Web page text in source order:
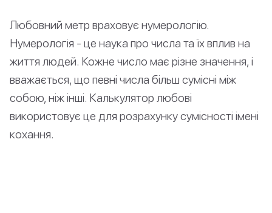
Любовний метр враховує нумерологію.
Нумерологія - це наука про числа та їх вплив на
життя людей. Кожне число має різне значення, і
вважається, що певні числа більш сумісні між
собою, ніж інші. Калькулятор любові
використовує це для розрахунку сумісності імені
кохання.